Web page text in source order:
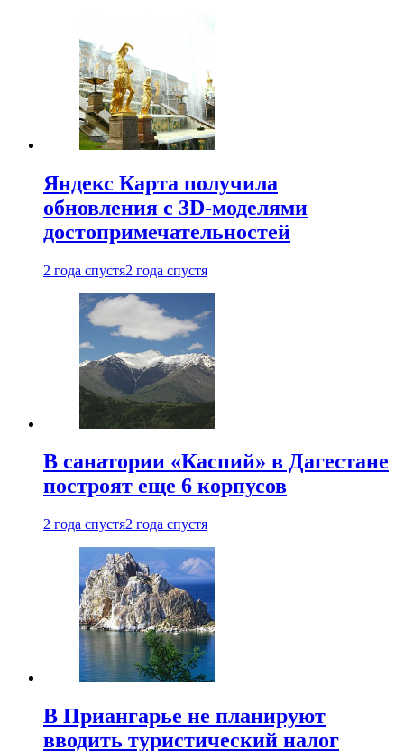
Яндекс Карта получила
обновления с 3D-моделями
достопримечательностей
2 года спустя2 года спустя
В санатории «Каспий» в Дагестане
построят еще 6 корпусов
2 года спустя2 года спустя
В Приангарье не планируют
вводить туристический налог